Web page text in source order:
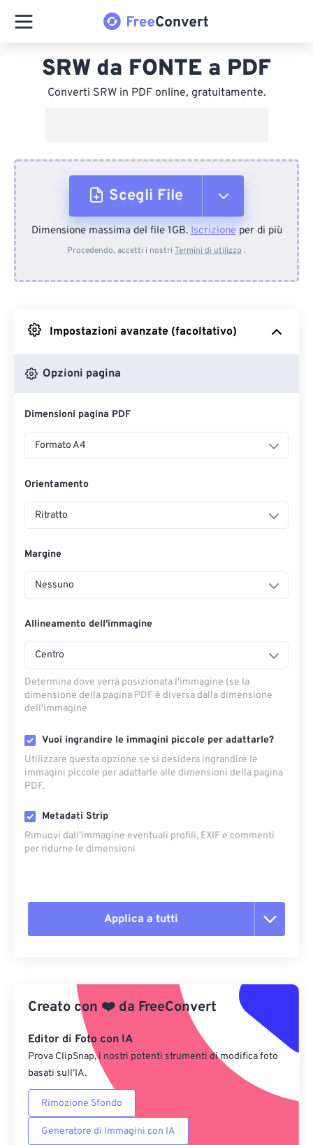
SRW da FONTE a PDF
Converti SRW in PDF online, gratuitamente.
Scegli File
Dal dispositivo
Da Google Drive
Dimensione massima del file 1GB.Iscrizioneper di più
Procedendo, accetti i nostri Termini di utilizzo .
Impostazioni avanzate (facoltativo)
Opzioni pagina
Dimensioni pagina PDF
Formato A4
Orientamento
Ritratto
Margine
Nessuno
Allineamento dell'immagine
Centro
Determina dove verrà posizionata l'immagine (se la
dimensione della pagina PDF è diversa dalla dimensione
dell'immagine
Vuoi ingrandire le immagini piccole per adattarle?
Utilizzare questa opzione se si desidera ingrandire le
immagini piccole per adattarle alle dimensioni della pagina
PDF.
Metadati Strip
Rimuovi dall'immagine eventuali profili, EXIF ​​e commenti
per ridurne le dimensioni
Applica a tutti
Applica da preimpostazione
Salva come predefinito
Creato con ❤️ da FreeConvert
Editor di Foto con IA
Prova ClipSnap, i nostri potenti strumenti di modifica foto
basati sull’IA.
Rimozione Sfondo
Generatore di Immagini con IA